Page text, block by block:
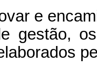
e
gestão,